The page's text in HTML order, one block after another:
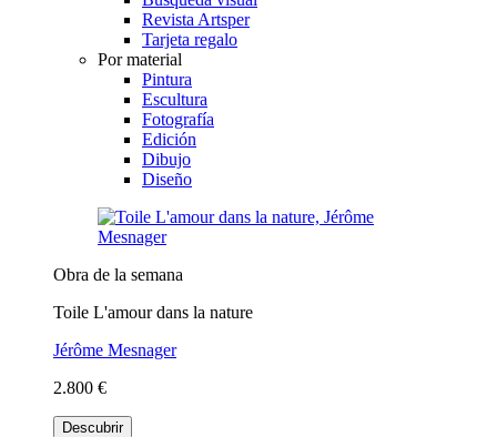
Revista Artsper
Tarjeta regalo
Por material
Pintura
Escultura
Fotografía
Edición
Dibujo
Diseño
Obra de la semana
Toile L'amour dans la nature
Jérôme Mesnager
2.800 €
Descubrir